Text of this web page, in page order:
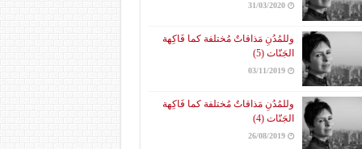
31/03/2020
وللمُدُنِ مَذاقاتٌ مُختلفة كما فَاكِهة
الجَنّات (5)
03/11/2019
وللمُدُنِ مَذاقاتٌ مُختلفة كما فَاكِهة
الجَنّات (4)
26/08/2019